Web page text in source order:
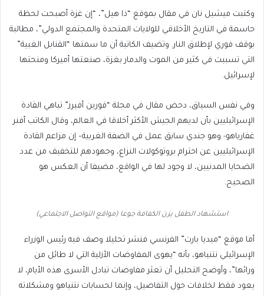
وكتبت ميشيل نان في مقال بموقع “ذا هيل”، “إن غزة أصبحت لحظة
حاسمة في التاريخ الأخلاقي للولايات المتحدة والمجتمع الدولي”، مطالبة
بوقف فوري لإطلاق النار. وتضيف الكاتبة أن ما سمتها “القنابل الغبية”
التي تسببت في كثير من الموت والدمار بغزة، صنعتها أميركا ومنحتها
لإسرائيل.
وفي نفس السياق، دحض مقال في مجلة “فورين أفيرز” تباهي القادة
الإسرائيليين بأن لديهم الجيش الأكثر أخلاقا في العالم، وقال الكاتب أفنر
غفارياهو- وهو جندي سابق عمل في الضفة الغربية– إن مزاعم القادة
الإسرائيليين عن احترام بروتوكولات النزاع، وجهودهم للتخفيف من عدد
الضحايا المدنيين، لا وجود لها في الواقع، مضيفا أن العكس هو
الصحيح.
استشهاد الطفل يزن الكفافة جوعا (مواقع التواصل الاجتماعي)
أما موقع “ميديا بارت” الفرنسي فنشر تحليلا وصف فيه رئيس الوزراء
الإسرائيلي نتنياهو، بأنه “يهوى المفاوضات الأزلية التي لا طائل من
ورائها”، وأوضح التحليل أن تعثر مفاوضات تبادل الأسرى هذه الأيام، لا
يعود فقط لخلافات حول التفاصيل، وإنما لحسابات نتنياهو ومشكلاته